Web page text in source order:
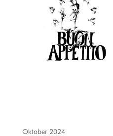
Oktober 2024